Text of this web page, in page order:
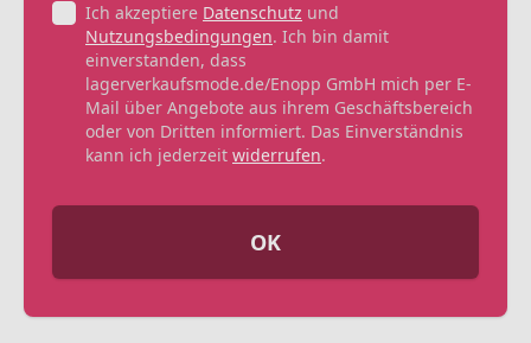
Ich akzeptiere Datenschutz und
Nutzungsbedingungen. Ich bin damit
einverstanden, dass
lagerverkaufsmode.de/Enopp GmbH mich per E-
Mail über Angebote aus ihrem Geschäftsbereich
oder von Dritten informiert. Das Einverständnis
kann ich jederzeit widerrufen.
OK